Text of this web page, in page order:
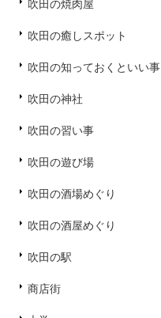
吹田の焼肉屋
吹田の癒しスポット
吹田の知っておくといい事
吹田の神社
吹田の習い事
吹田の遊び場
吹田の酒場めぐり
吹田の酒屋めぐり
吹田の駅
商店街